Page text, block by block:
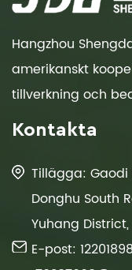
Hangzhou
amerikanskt
tillverkning och
Kontakta
Tillägga: Gaodi
Donghu South
Yuhang
E-post: